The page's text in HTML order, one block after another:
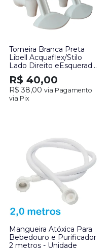
Torneira Branca Preta
Libell Acquaflex/Stilo
Lado Direito eEsquerado
- Par
R$ 40,00
R$ 38,00 via Pagamento
via Pix
Mangueira Atóxica Para
Bebedouro e Purificador
2 metros - Unidade